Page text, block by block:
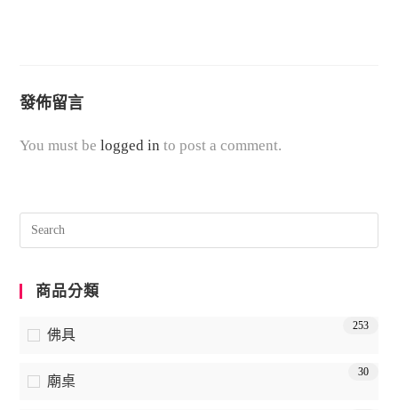
發佈留言
You must belogged in to post a comment.
商品分類
佛具
253
廟桌
30